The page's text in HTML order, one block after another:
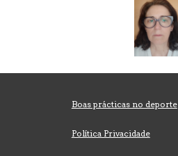
Boas prácticas no deporte
Política Privacidade